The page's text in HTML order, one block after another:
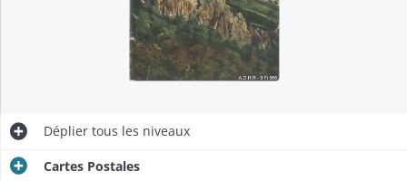
Déplier tous les niveaux
Cartes Postales